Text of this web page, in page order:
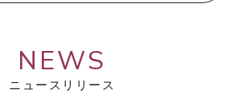
NEWS
ニュースリリース